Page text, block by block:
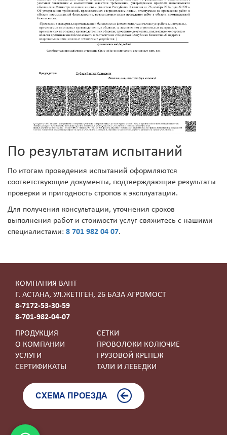
По результатам испытаний
По итогам проведения испытаний оформляются
соответствующие документы, подтверждающие результаты
проверки и пригодность стропов к эксплуатации.
Для получения консультации, уточнения сроков
выполнения работ и стоимости услуг свяжитесь с нашими
специалистами: 8 701 982 04 07.
КОМПАНИЯ ВАНТ
Г. АСТАНА, УЛ.ЖЕТIГЕН, 26 БАЗА АГРОМОСТ
8-7172-53-30-59
8-701-982-04-07
ПРОДУКЦИЯ
О КОМПАНИИ
УСЛУГИ
СЕРТИФИКАТЫ
СЕТКИ
ПРОВОЛОКИ КОЛЮЧИЕ
ГРУЗОВОЙ КРЕПЕЖ
ТАЛИ И ЛЕБЕДКИ
СХЕМА ПРОЕЗДА